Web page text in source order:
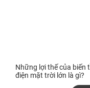
Những lợi thế của biến
điện mặt trời lớn là gì?